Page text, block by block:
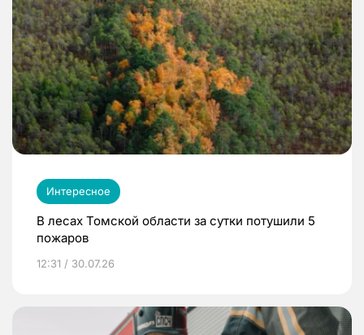
Интересное
В лесах Томской области за сутки потушили 5
пожаров
12:31 / 30.07.26